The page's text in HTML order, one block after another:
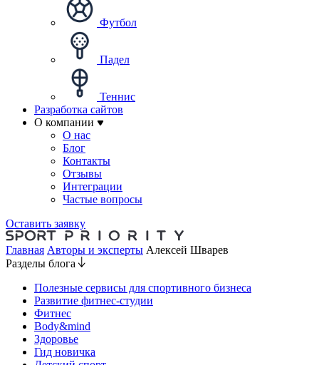
Футбол
Падел
Теннис
Разработка сайтов
О компании
О нас
Блог
Контакты
Отзывы
Интеграции
Частые вопросы
Оставить заявку
Главная Авторы и эксперты Алексей Шварев
Разделы блога
Полезные сервисы для спортивного бизнеса
Развитие фитнес-студии
Фитнес
Body&mind
Здоровье
Гид новичка